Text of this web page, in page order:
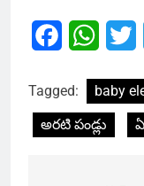
Facebook
Tagged: baby
అరటి పండ్లు